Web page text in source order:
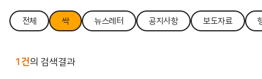
전체 싹 뉴스레터 공지사항 보도자료
1건의 검색결과